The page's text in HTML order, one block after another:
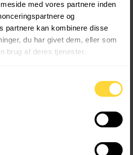
med vores partnere inden
og
partnere kan kombinere disse
du har givet dem, eller som
brug af deres tjenester.